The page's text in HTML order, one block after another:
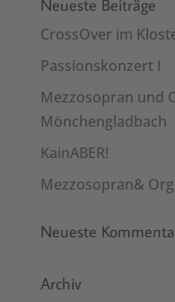
Neueste Beiträge
CrossOver im
Passionskonzert I
Mezzosopran und
Mönchengladbach
KainABER!
Mezzosopran&
Neueste
Archiv